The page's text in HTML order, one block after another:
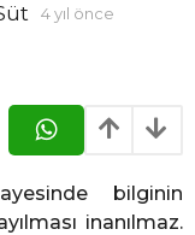
4 yıl önce
n
bilginin
inanılmaz.